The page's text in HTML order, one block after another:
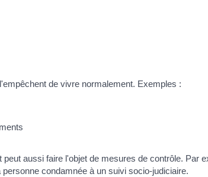
de vivre normalement. Exemples :
aussi faire l'objet de mesures de contrôle. Par
condamnée à un suivi socio-judiciaire.